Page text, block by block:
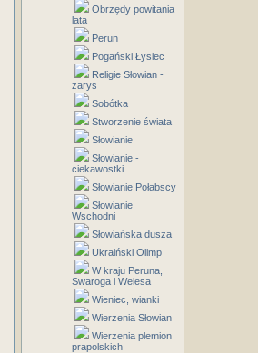
Obrzędy powitania
lata
Perun
Pogański Łysiec
Religie Słowian -
zarys
Sobótka
Stworzenie świata
Słowianie
Słowianie -
ciekawostki
Słowianie Połabscy
Słowianie
Wschodni
Słowiańska dusza
Ukraiński Olimp
W kraju Peruna,
Swaroga i Welesa
Wieniec, wianki
Wierzenia Słowian
Wierzenia plemion
prapolskich